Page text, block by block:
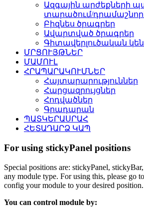
Ազգային արժեքների
տարածում/
Բիզնես ծրագրեր
Ավարտված ծրագրեր
Գիտավերլուծական
ՄՐՑՈՒՅԹՆԵՐ
ՄԱՄՈՒԼ
ՀՐԱՊԱՐԱԿՈՒՄՆԵՐ
Հայտարարություններ
Հարցազրույցներ
Հոդվածներ
Գրադարան
ՊԱՏԿԵՐԱՍՐԱՀ
ՀԵՏԱԴԱՐՁ ԿԱՊ
For using stickyPanel positions
Special positions are: stickyPanel,
any module type. For using this, please go
config your module to your desired position.
You can control module by: